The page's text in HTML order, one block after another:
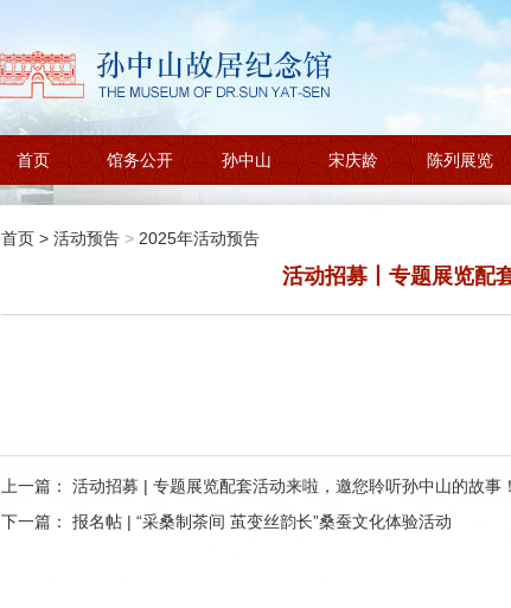
首页 馆务公开 孙中山 宋庆龄 陈列展览
首页 > 活动预告 > 2025年活动预告
活动招募丨专题展览配
上一篇： 活动招募 | 专题展览配套活动来啦，邀您聆听孙中山的故事！
下一篇： 报名帖 | “采桑制茶间 茧变丝韵长”桑蚕文化体验活动